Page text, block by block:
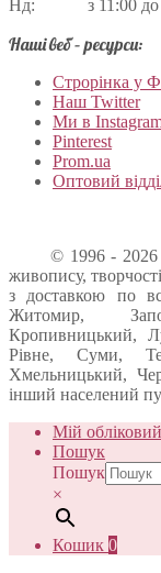
Нд: з 11:00 до
Наші веб – ресурси:
Строрінка у
Наш Twitter
Ми в
Pinterest
Prom.ua
Оптовий
© 1996 - 2026
живопису,
з доставкою по
Житомир,
Кропивницький,
Рівне, Суми,
Хмельницький,
інший населений
Мій
Пошук
Пошук
×
Кошик 0